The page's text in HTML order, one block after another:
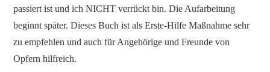
passiert ist und ich NICHT verrückt bin. Die Aufarbeitung
beginnt später. Dieses Buch ist als Erste-Hilfe Maßnahme sehr
zu empfehlen und auch für Angehörige und Freunde von
Opfern hilfreich.